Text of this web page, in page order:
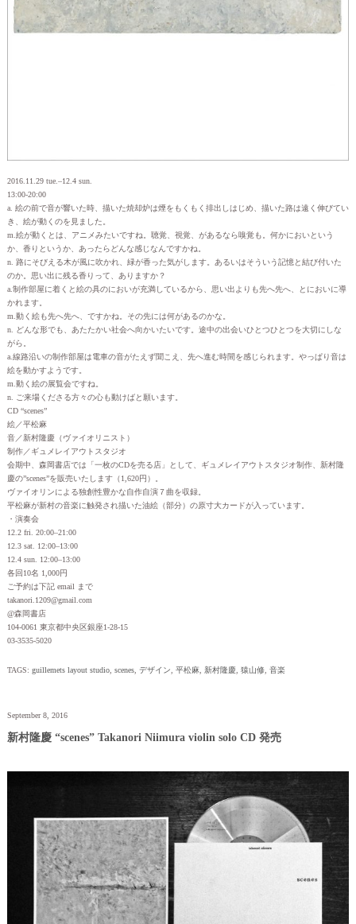
2016.11.29 tue.–12.4 sun.
13:00-20:00
a. 絵の前で音が響いた時、描いた焼却炉は煙をもくもく排出しはじめ、描いた路は遠く伸びてい
き、絵が動くのを見ました。
m.絵が動くとは、アニメみたいですね。聴覚、視覚、があるなら嗅覚も。何かにおいという
か、香りというか、あったらどんな感じなんですかね。
n. 路にそびえる木が風に吹かれ、緑が香った気がします。あるいはそういう記憶と結び付いた
のか。思い出に残る香りって、ありますか？
a.制作部屋に着くと絵の具のにおいが充満しているから、思い出よりも先へ先へ、とにおいに導
かれます。
m.動く絵も先へ先へ、ですかね。その先には何があるのかな。
n. どんな形でも、あたたかい社会へ向かいたいです。途中の出会いひとつひとつを大切にしな
がら。
a.線路沿いの制作部屋は電車の音がたえず聞こえ、先へ進む時間を感じられます。やっぱり音は
絵を動かすようです。
m.動く絵の展覧会ですね。
n. ご来場くださる方々の心も動けばと願います。
CD “scenes”
絵／平松麻
音／新村隆慶（ヴァイオリニスト）
制作／ギュメレイアウトスタジオ
会期中、森岡書店では「一枚のCDを売る店」として、ギュメレイアウトスタジオ制作、新村隆
慶の”scenes”を販売いたします（1,620円）。
ヴァイオリンによる独創性豊かな自作自演７曲を収録。
平松麻が新村の音楽に触発され描いた油絵（部分）の原寸大カードが入っています。
・演奏会
12.2 fri. 20:00–21:00
12.3 sat. 12:00–13:00
12.4 sun. 12:00–13:00
各回10名 1,000円
ご予約は下記 email まで
takanori.1209@gmail.com
@森岡書店
104-0061 東京都中央区銀座1-28-15
03-3535-5020
TAGS: guillemets layout studio, scenes, デザイン, 平松麻, 新村隆慶, 猿山修, 音楽
September 8, 2016
新村隆慶 “scenes” Takanori Niimura violin solo CD 発売